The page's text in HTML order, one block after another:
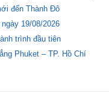
đến Thành Đô
19/08/2026
trình đầu tiên
Phuket – TP. Hồ Chí